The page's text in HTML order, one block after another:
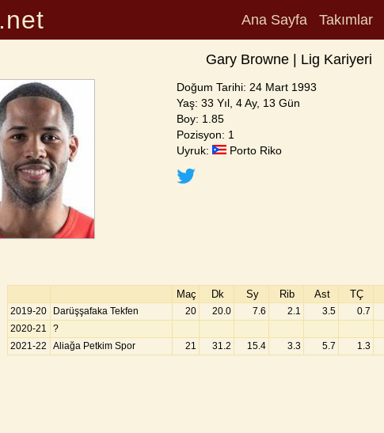
Ana Sayfa Takımlar
Gary Browne | Lig Kariyeri
Doğum Tarihi: 24 Mart 1993
Yaş: 33 Yıl, 4 Ay, 13 Gün
Boy: 1.85
Pozisyon: 1
Uyruk:
Porto Riko
Maç Dk Sy Rib Ast TÇ
2019-20 Darüşşafaka Tekfen 20 20.0 7.6 2.1 3.5 0.7
2020-21
?
2021-22
Aliağa Petkim Spor 21 31.2 15.4 3.3 5.7 1.3